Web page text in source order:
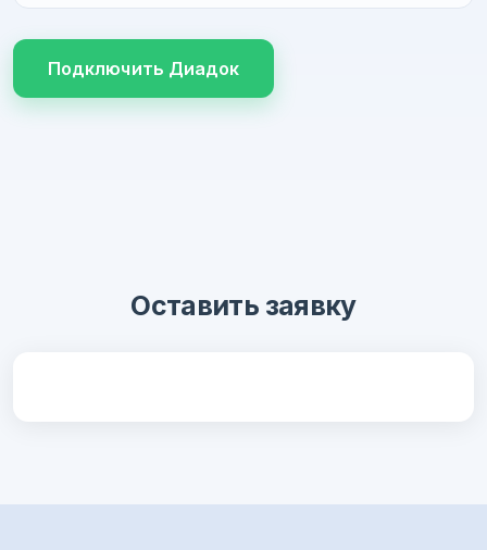
Подключить Диадок
Оставить заявку